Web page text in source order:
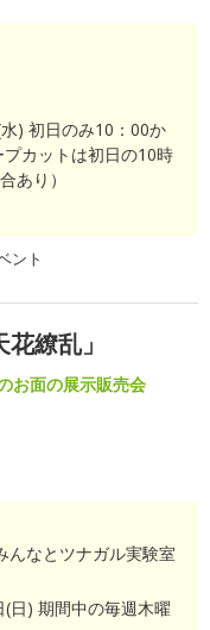
) 初日のみ10：00か
カットは初日の10時
あり）
ント
繚乱」
お面の展示販売会
なとツナガル実験室
日) 期間中の毎週木曜